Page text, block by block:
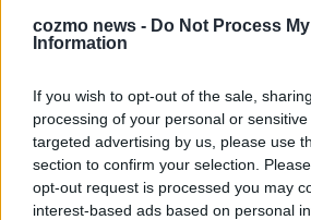
cozmo news - Do Not Process
Information
If you wish to opt-out of the sale,
processing of your personal or
targeted advertising by us, please use
section to confirm your selection.
opt-out request is processed you may
interest-based ads based on personal
EXTRA